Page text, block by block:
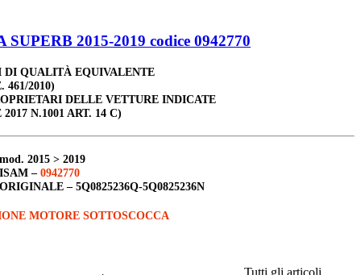
SUPERB 2015-2019 codice 0942770
DI QUALITÀ EQUIVALENTE
461/2010)
DELLE VETTURE INDICATE
N.1001 ART. 14 C)
mod. 2015 > 2019
– 0942770
– 5Q0825236Q-5Q0825236N
MOTORE SOTTOSCOCCA